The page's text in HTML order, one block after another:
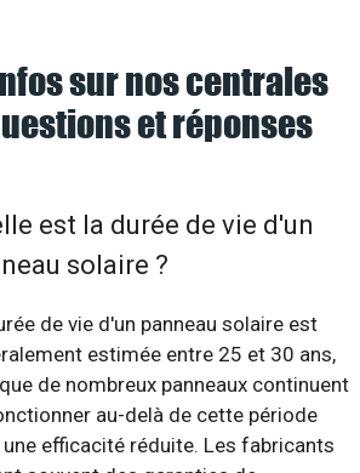
sur nos centrales
et réponses
est la durée de vie d'un
solaire ?
de vie d'un panneau solaire est
estimée entre 25 et 30 ans,
de nombreux panneaux continuent
au-delà de cette période
une efficacité réduite. Les fabricants